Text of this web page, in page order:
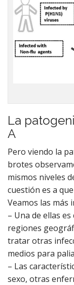
La
A
Pero viendo la
brotes
mismos niveles
cuestión es a
Veamos las más
– Una de ellas
regiones
tratar otras
medios para
– Las
sexo, otras